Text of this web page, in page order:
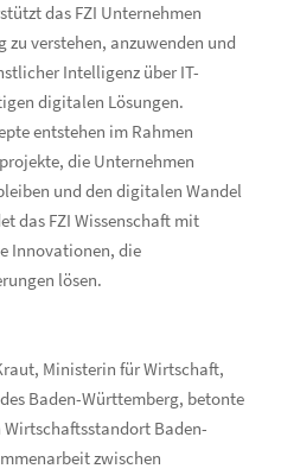
das FZI Unternehmen
verstehen, anzuwenden und
Intelligenz über IT-
digitalen Lösungen.
entstehen im Rahmen
die Unternehmen
und den digitalen Wandel
das FZI Wissenschaft mit
Innovationen, die
lösen.
Ministerin für Wirtschaft,
Baden-Württemberg, betonte
Wirtschaftsstandort Baden-
zwischen